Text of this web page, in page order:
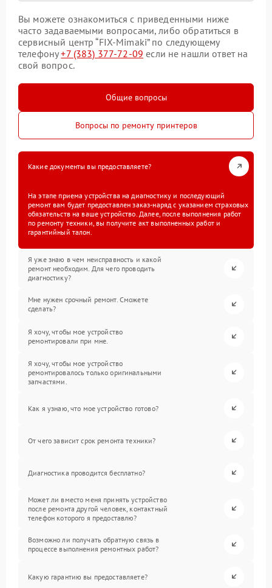
Вы можете ознакомиться с приведенными ниже
часто задаваемыми вопросами, либо обратиться в
сервисный центр “FIX-Mimaki” по следующему
телефону+7 (383) 377-72-09 если не нашли ответ на
свой вопрос.
Общие вопросы
Вопросы по ремонту принтеров
Какие документы вы предоставляете?
На этапе приема устройства на диагностику и последующий
ремонт вам будет предоставлен заказ-наряд с указанием страховых
обязательств на ваше устройство. Далее, после выполнения работ
по ремонту техники, вы получите акт выполненных работ и
гарантийный талон.
Я уже знаю в чем неисправность и какой
ремонт необходим. Для чего проводить
диагностику?
Мне нужен срочный ремонт. Сможете
сделать?
Я хочу, чтобы мое устройство
ремонтировали при мне.
Я хочу, чтобы мое устройство
ремонтировалось только оригинальными
запчастями.
Как я узнаю, что мое устройство готово?
От чего зависит срок ремонта техники?
Диагностика проводится бесплатно?
Может ли вместо меня принять устройство
после ремонта другой человек, контактный
телефон которого я предоставлю?
Возможно ли получать обратную связь в
процессе выполнения ремонтных работ?
Какую гарантию вы предоставляете?